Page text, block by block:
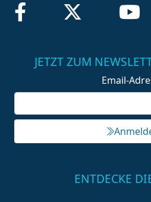
JETZT ZUM
Email-
ENTDECKE